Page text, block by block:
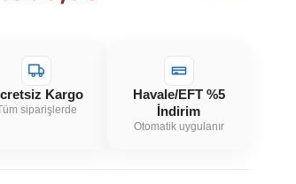
Kargo
siparişlerde
Havale/EFT %5
İndirim
Otomatik uygulanır